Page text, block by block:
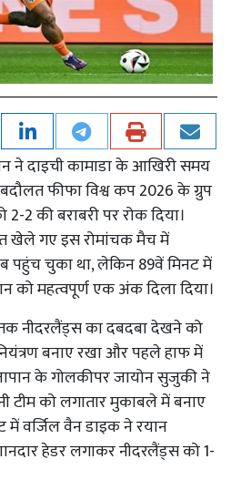
ने दाइची कामाडा के आखिरी समय
फीफा विश्व कप 2026 के ग्रुप
की बराबरी पर रोक दिया।
खेले गए इस रोमांचक मैच में
पहुंच चुका था, लेकिन 89वें मिनट में
को महत्वपूर्ण एक अंक दिला दिया।
नीदरलैंड्स का दबदबा देखने को
बनाए रखा और पहले हाफ में
के गोलकीपर जायोन सुजुकी ने
टीम को लगातार मुकाबले में बनाए
वर्जिल वैन डाइक ने रयान
हेडर लगाकर नीदरलैंड्स को 1-